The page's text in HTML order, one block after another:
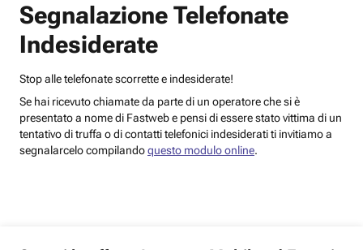
Segnalazione Telefonate
Indesiderate
Stop alle telefonate scorrette e indesiderate!
Se hai ricevuto chiamate da parte di un operatore che si è
presentato a nome di Fastweb e pensi di essere stato vittima di un
tentativo di truffa o di contatti telefonici indesiderati ti invitiamo a
segnalarcelo compilandoquesto modulo online.